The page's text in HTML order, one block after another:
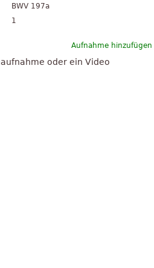
BWV 197a
1
Aufnahme hinzufügen
oder ein Video